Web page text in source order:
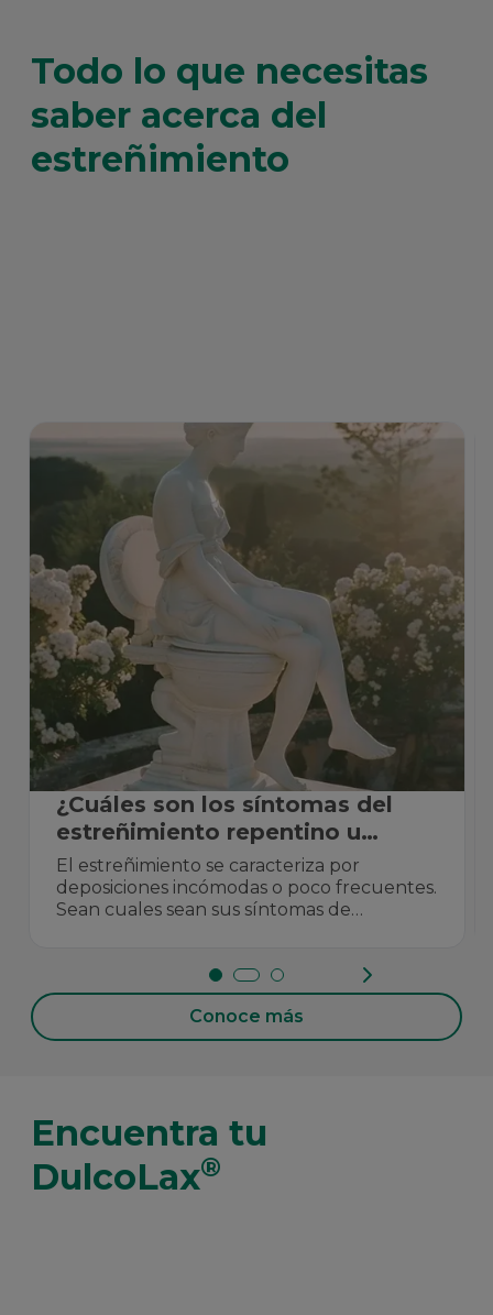
Todo lo que necesitas
saber acerca del
estreñimiento
¿Cuáles son los síntomas del
estreñimiento repentino u
ocasional?
El estreñimiento se caracteriza por
deposiciones incómodas o poco frecuentes.
Sean cuales sean sus síntomas de
Conoce más
Encuentra tu
DulcoLax®